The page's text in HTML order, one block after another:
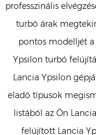
professzinális
turbó árak
pontos modelljét
Ypsilon turbó
Lancia Ypsilon
eladó típusok
listából az Ön
felújított Lancia